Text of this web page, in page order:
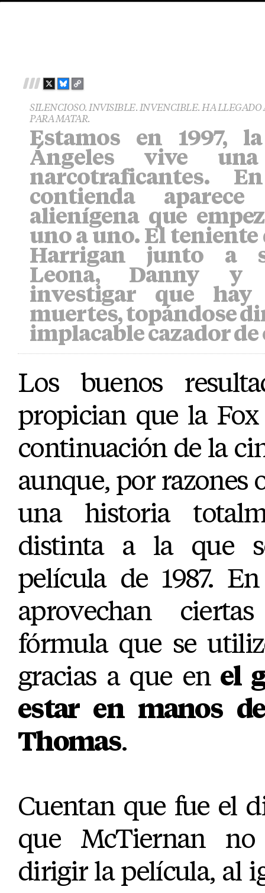
X
B
U
E
K
Y
C
P
Y
I
N
K
SILENCIOSO. INVISIBLE. INVENCIBLE. HA LLEGADO
PARA MATAR.
Estamos en 1997,
Ángeles vive
narcotraficantes.
contienda
alienígena que
uno a uno. El
Harrigan junto a
Leona, Danny y
investigar que hay
muertes, topándose
implacable cazador
Los buenos
propician que la
continuación de la
aunque, por razones
una historia
distinta a la que
película de 1987.
aprovechan
fórmula que se
gracias a que enel
estar en manos
Thomas.
Cuentan que fue el
que McTiernan
dirigir la película, al